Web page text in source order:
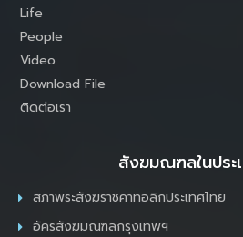
Life
People
Video
Download File
ติดต่อเรา
สังฆมณฑลในประ
สภาพระสังฆราชคาทอลิกประเทศไทย
อัครสังฆมณฑลกรุงเทพฯ